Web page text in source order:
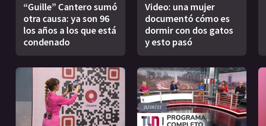
“Guille” Cantero sumó
otra causa: ya son 96
los años a los que está
condenado
Video: una mujer
documentó cómo es
dormir con dos gatos
y esto pasó